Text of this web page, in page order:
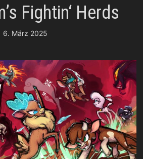
Fightin‘ Herds
6. März 2025